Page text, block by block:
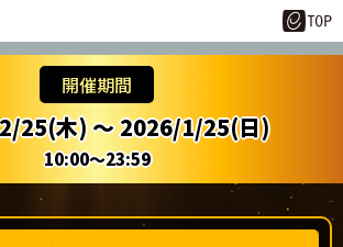
開催期間
25(木) ～ 2026/1/25(日)
10:00～23:59